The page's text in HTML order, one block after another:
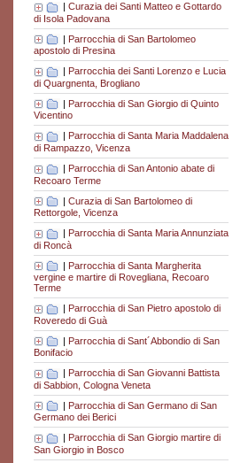
Curazia dei Santi Matteo e Gottardo
di Isola Padovana
| Parrocchia di San Bartolomeo
apostolo di Presina
Parrocchia dei Santi Lorenzo e Lucia
di Quargnenta, Brogliano
| Parrocchia di San Giorgio di Quinto
Vicentino
Parrocchia di Santa Maria Maddalena
di Rampazzo, Vicenza
| Parrocchia di San Antonio abate di
Recoaro Terme
| Curazia di San Bartolomeo di
Rettorgole, Vicenza
| Parrocchia di Santa Maria Annunziata
di Roncà
| Parrocchia di Santa Margherita
vergine e martire di Rovegliana, Recoaro
Terme
Parrocchia di San Pietro apostolo di
Roveredo di Guà
| Parrocchia di Sant´Abbondio di San
Bonifacio
Parrocchia di San Giovanni Battista
di Sabbion, Cologna Veneta
| Parrocchia di San Germano di San
Germano dei Berici
Parrocchia di San Giorgio martire di
San Giorgio in Bosco